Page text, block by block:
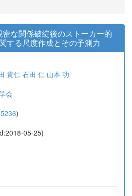
密な関係破綻後のストーカー的
する尺度作成とその予測力
貴仁 石田 仁 山本 功
会
)
05-25)